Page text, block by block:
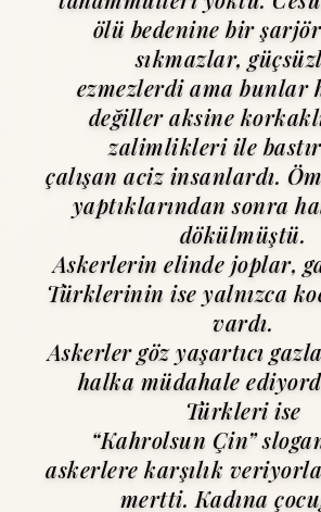
ölü bedenine bir
sıkmazlar,
ezmezlerdi ama bunlar
değiller aksine
zalimlikleri ile
çalışan aciz insanlardı.
yaptıklarından sonra
dökülmüştü.
Askerlerin elinde joplar,
Türklerinin ise yalnızca
vardı.
Askerler göz yaşartıcı
halka müdahale
Türkleri ise
“Kahrolsun Çin”
askerlere karşılık
mertti. Kadına